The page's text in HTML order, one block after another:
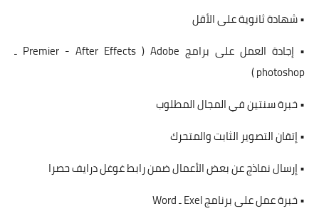
• شهادة ثانوية على الأقل
• إجادة العمل على برامج Adobe ( Premier - After Effects ـ
photoshop )
• خبرة سنتين في المجال المطلوب
• إتقان التصوير الثابت والمتحرك
• إرسال نماذج عن بعض الأعمال ضمن رابط غوغل درايف حصرا
• خبرة عمل على برنامج Exel ـ Word